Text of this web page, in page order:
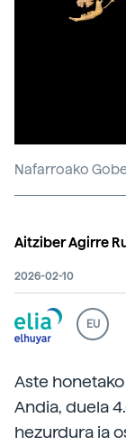
Nafarroako
Aitziber Agirre
2026-02-10
EU
Aste
Andia, duela
hezurdura ia